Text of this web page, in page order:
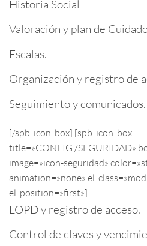
Historia Social
Valoración y plan de
Escalas.
Organización y registro de
Seguimiento y comunicados.
[/spb_icon_box] [spb_icon_box
title=»CONFIG./SEGURIDAD»
image=»icon-seguridad»
animation=»none»
el_position=»first»]
LOPD y registro de acceso.
Control de claves y